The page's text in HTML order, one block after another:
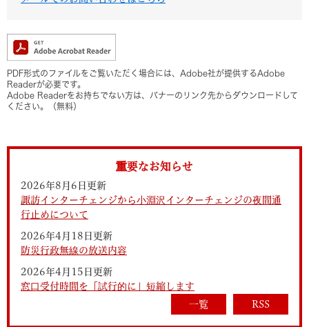
PDF形式のファイルをご覧いただく場合には、Adobe社が提供するAdobe
Readerが必要です。
Adobe Readerをお持ちでない方は、バナーのリンク先からダウンロードして
ください。（無料）
重要なお知らせ
2026年8月6日更新
諏訪インターチェンジから小淵沢インターチェンジの夜間通
行止めについて
2026年4月18日更新
防災行政無線の放送内容
2026年4月15日更新
窓口受付時間を「試行的に」短縮します
一覧
RSS